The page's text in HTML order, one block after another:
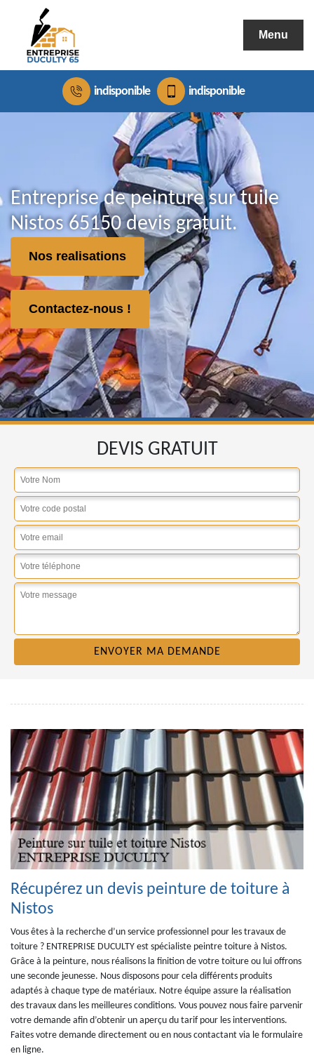
Menu
indisponible indisponible
Entreprise de peinture sur tuile
Nistos 65150 devis gratuit.
Nos realisations
Contactez-nous !
DEVIS GRATUIT
Récupérez un devis peinture de toiture à
Nistos
Vous êtes à la recherche d’un service professionnel pour les travaux de
toiture ? ENTREPRISE DUCULTY est spécialiste peintre toiture à Nistos.
Grâce à la peinture, nous réalisons la finition de votre toiture ou lui offrons
une seconde jeunesse. Nous disposons pour cela différents produits
adaptés à chaque type de matériaux. Notre équipe assure la réalisation
des travaux dans les meilleures conditions. Vous pouvez nous faire parvenir
votre demande afin d’obtenir un aperçu du tarif pour les interventions.
Faites votre demande directement ou en nous contactant via le formulaire
en ligne.